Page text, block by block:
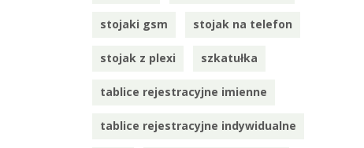
stojaki gsm stojak na telefon
stojak z plexi szkatułka
tablice rejestracyjne imienne
tablice rejestracyjne indywidualne